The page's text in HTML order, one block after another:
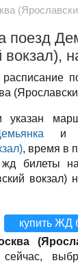
поезд
указан
и
, время в
жд билеты
вокзал)
купить ЖД